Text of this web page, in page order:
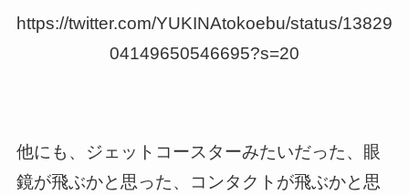
https://twitter.com/YUKINAtokoebu/status/13829
04149650546695?s=20
他にも、ジェットコースターみたいだった、眼
鏡が飛ぶかと思った、コンタクトが飛ぶかと思